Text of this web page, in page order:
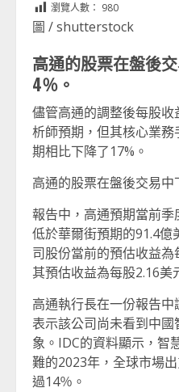
瀏覽人數： 980
圖 / shutterstock
高通的股票在盤後
4％。
儘管高通的調整後每股
析師預期，但其核心業
期相比下降了17%。
高通的股票在盤後交易中
報告中，高通預期當前季
低於華爾街預期的91.4
司股份當前的預估收益
其預估收益為每股2.16美
高通執行長在一份報告
表示該公司尚未看到中
象。IDC的資料顯示，智
難的2023年，全球市場
過14％。